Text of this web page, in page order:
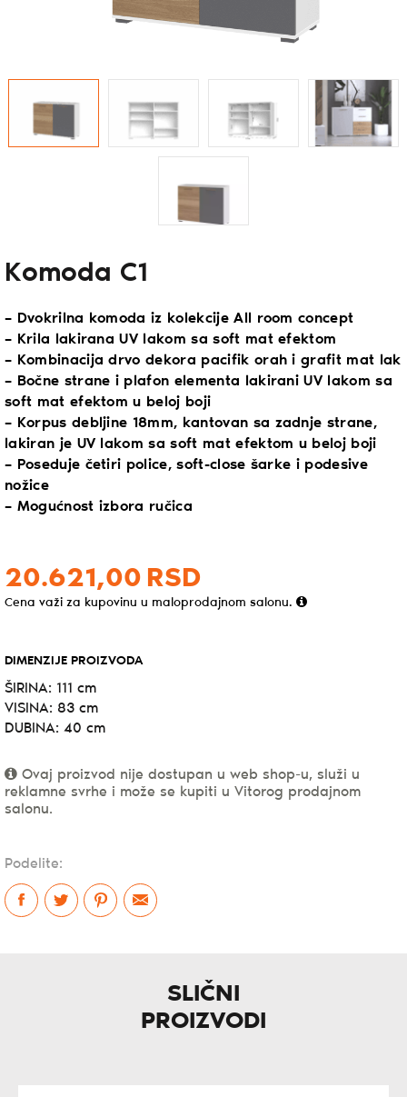
Komoda C1
– Dvokrilna komoda iz kolekcije All room concept
– Krila lakirana UV lakom sa soft mat efektom
– Kombinacija drvo dekora pacifik orah i grafit mat lak
– Bočne strane i plafon elementa lakirani UV lakom sa
soft mat efektom u beloj boji
– Korpus debljine 18mm, kantovan sa zadnje strane,
lakiran je UV lakom sa soft mat efektom u beloj boji
– Poseduje četiri police, soft-close šarke i podesive
nožice
– Mogućnost izbora ručica
20.621,00 RSD
Cena važi za kupovinu u maloprodajnom salonu.
DIMENZIJE PROIZVODA
ŠIRINA: 111 cm
VISINA: 83 cm
DUBINA: 40 cm
Ovaj proizvod nije dostupan u web shop-u, služi u
reklamne svrhe i može se kupiti u Vitorog prodajnom
salonu.
Podelite:
SLIČNI
PROIZVODI